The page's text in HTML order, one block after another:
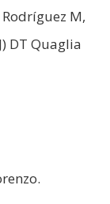
M,
DT Quaglia